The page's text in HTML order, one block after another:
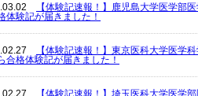
【体験記速報！】鹿児島大学医学部
体験記が届きました！
【体験記速報！】東京医科大学医学
合格体験記が届きました！
【体験記速報！】埼玉医科大学医学